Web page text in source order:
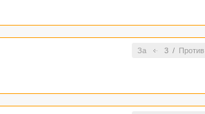
За 3/ Против